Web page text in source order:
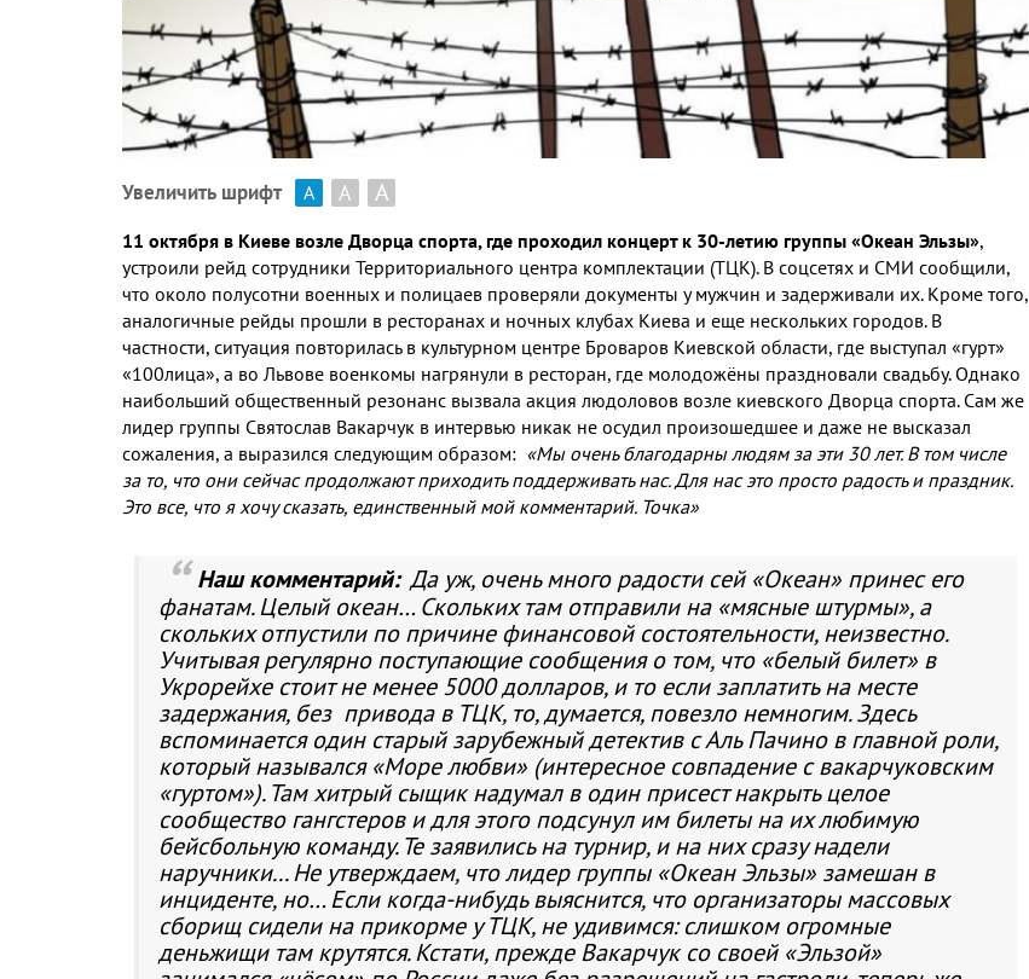
Увеличить шрифт А А А
11 октября в Киеве возле Дворца спорта, где проходил концерт к 30-летию группы «Океан Эльзы»,
устроили рейд сотрудники Территориального центра комплектации (ТЦК). В соцсетях и СМИ сообщили,
что около полусотни военных и полицаев проверяли документы у мужчин и задерживали их. Кроме того,
аналогичные рейды прошли в ресторанах и ночных клубах Киева и еще нескольких городов. В
частности, ситуация повторилась в культурном центре Броваров Киевской области, где выступал «гурт»
«100лица», а во Львове военкомы нагрянули в ресторан, где молодожёны праздновали свадьбу. Однако
наибольший общественный резонанс вызвала акция людоловов возле киевского Дворца спорта. Сам же
лидер группы Святослав Вакарчук в интервью никак не осудил произошедшее и даже не высказал
сожаления, а выразился следующим образом: «Мы очень благодарны людям за эти 30 лет. В том числе
за то, что они сейчас продолжают приходить поддерживать нас. Для нас это просто радость и праздник.
Это все, что я хочу сказать, единственный мой комментарий. Точка»
Наш комментарий: Да уж, очень много радости сей «Океан» принес его
фанатам. Целый океан… Скольких там отправили на «мясные штурмы», а
скольких отпустили по причине финансовой состоятельности, неизвестно.
Учитывая регулярно поступающие сообщения о том, что «белый билет» в
Укрорейхе стоит не менее 5000 долларов, и то если заплатить на месте
задержания, без привода в ТЦК, то, думается, повезло немногим. Здесь
вспоминается один старый зарубежный детектив с Аль Пачино в главной роли,
который назывался «Море любви» (интересное совпадение с вакарчуковским
«гуртом»). Там хитрый сыщик надумал в один присест накрыть целое
сообщество гангстеров и для этого подсунул им билеты на их любимую
бейсбольную команду. Те заявились на турнир, и на них сразу надели
наручники... Не утверждаем, что лидер группы «Океан Эльзы» замешан в
инциденте, но… Если когда-нибудь выяснится, что организаторы массовых
сборищ сидели на прикорме у ТЦК, не удивимся: слишком огромные
деньжищи там крутятся. Кстати, прежде Вакарчук со своей «Эльзой»